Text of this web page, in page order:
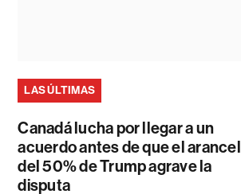
LAS ÚLTIMAS
Canadá lucha por llegar a un
acuerdo antes de que el arancel
del 50% de Trump agrave la
disputa